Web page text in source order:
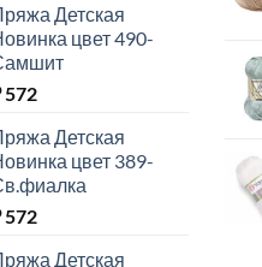
Детская
цвет 490-
572
Детская
цвет 389-
572
Детская